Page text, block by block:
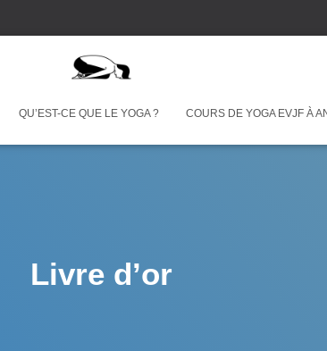
QU’EST-CE QUE LE YOGA ? COURS DE YOGA EVJF À
Livre d’or